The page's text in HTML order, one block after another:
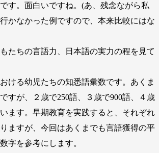
す。面白いですね。(あ、残念ながら私
かなかった例ですので、本来比較にはな
たちの言語力、日本語の実力の程を見て
ける幼児たちの知悉語彙数です。あくま
すが、２歳で250語、３歳で900語、４歳
ます。早期教育を実践すると、それぞれ
ますが、今回はあくまでも言語獲得の平
字を参考にします。